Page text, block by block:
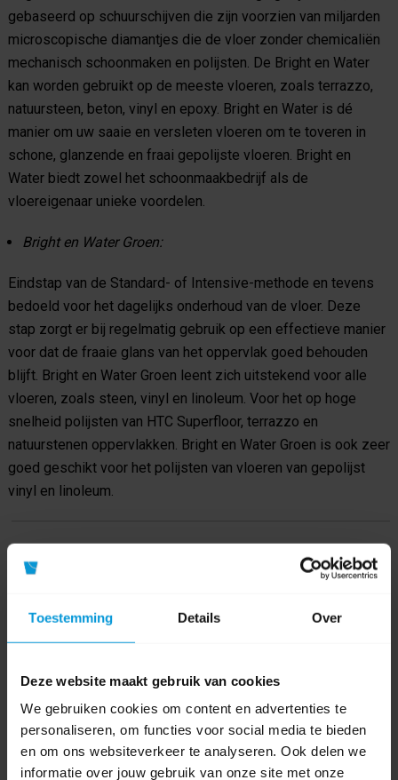
Toestemming Details Over
Deze website maakt gebruik van cookies
We gebruiken cookies om content en advertenties te
personaliseren, om functies voor social media te bieden
en om ons websiteverkeer te analyseren. Ook delen we
informatie over jouw gebruik van onze site met onze
gebaseerd op schuurschijven die zijn voorzien van miljarden
microscopische diamantjes die de vloer zonder chemicaliën
mechanisch schoonmaken en polijsten. De Bright en Water
kan worden gebruikt op de meeste vloeren, zoals terrazzo,
natuursteen, beton, vinyl en epoxy. Bright en Water is dé
manier om uw saaie en versleten vloeren om te toveren in
schone, glanzende en fraai gepolijste vloeren. Bright en
Water biedt zowel het schoonmaakbedrijf als de
vloereigenaar unieke voordelen.
Bright en Water Groen:
Eindstap van de Standard- of Intensive-methode en tevens
bedoeld voor het dagelijks onderhoud van de vloer. Deze
stap zorgt er bij regelmatig gebruik op een effectieve manier
voor dat de fraaie glans van het oppervlak goed behouden
blijft. Bright en Water Groen leent zich uitstekend voor alle
vloeren, zoals steen, vinyl en linoleum. Voor het op hoge
snelheid polijsten van HTC Superfloor, terrazzo en
natuurstenen oppervlakken. Bright en Water Groen is ook zeer
goed geschikt voor het polijsten van vloeren van gepolijst
vinyl en linoleum.
Product specificaties
Fabrikant: Wecoline
Afmeting pad 9 inch / 22,9 cm